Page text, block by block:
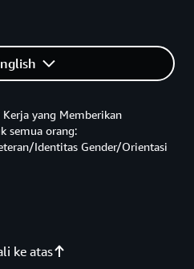
ke atas
yang Memberikan
semua orang:
Identitas Gender/Orientasi